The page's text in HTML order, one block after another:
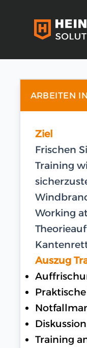
ARBEITEN
Ziel
Frischen
Training
Working
Auszug
Training